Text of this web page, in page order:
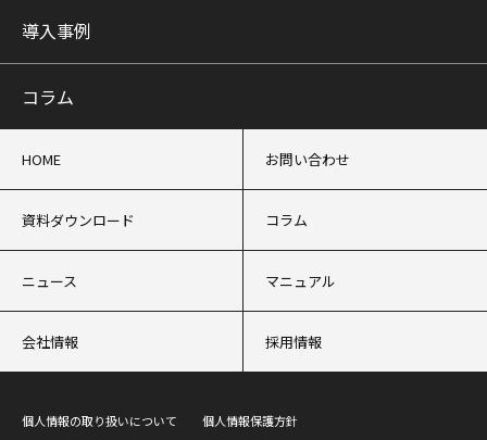
導入事例
コラム
HOME お問い合わせ
資料ダウンロード コラム
ニュース マニュアル
会社情報 採用情報
個人情報の取り扱いについて 個人情報保護方針